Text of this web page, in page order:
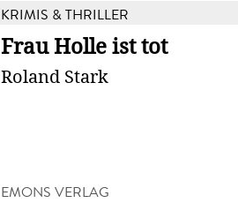
KRIMIS & THRILLER
Frau Holle ist tot
Roland Stark
EMONS VERLAG